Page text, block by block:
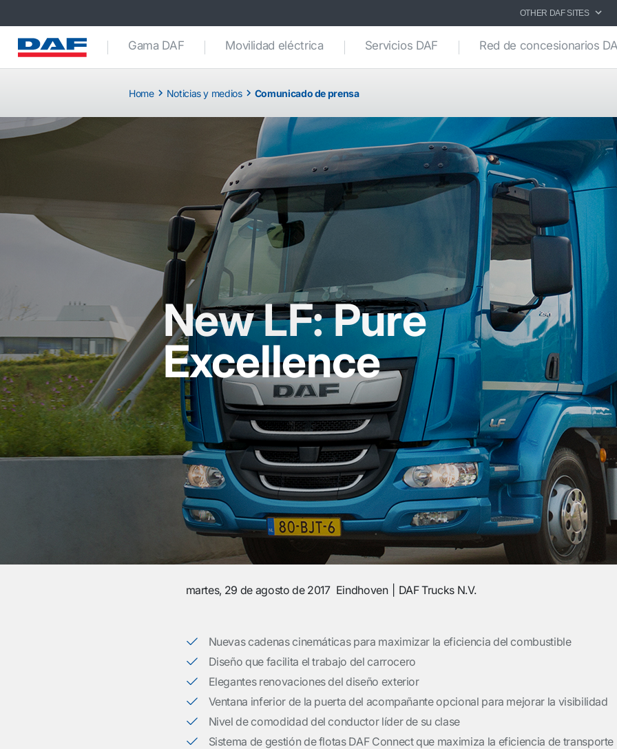
OTHER DAF SITES
Gama DAF Movilidad eléctrica Servicios DAF Red de concesionarios
Home Noticias y medios Comunicado de prensa
New LF: Pure
Excellence
martes, 29 de agosto de 2017 Eindhoven DAF Trucks N.V.
Nuevas cadenas cinemáticas para maximizar la eficiencia del combustible
Diseño que facilita el trabajo del carrocero
Elegantes renovaciones del diseño exterior
Ventana inferior de la puerta del acompañante opcional para mejorar la visibilidad
Nivel de comodidad del conductor líder de su clase
Sistema de gestión de flotas DAF Connect que maximiza la eficiencia de transporte